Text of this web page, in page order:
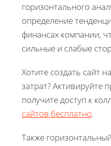
горизонтального
определение
финансах компании,
сильные и слабые
Хотите создать сайт
затрат? Активируйте
получите доступ к
сайтов бесплатно.
Также